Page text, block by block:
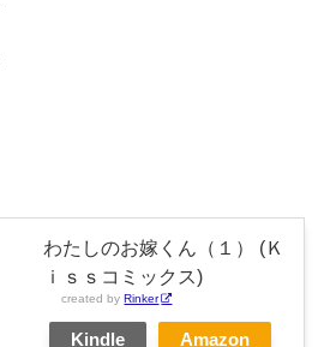
わたしのお嫁くん（１） (Ｋ
ｉｓｓコミックス)
created byRinker
Kindle Amazon